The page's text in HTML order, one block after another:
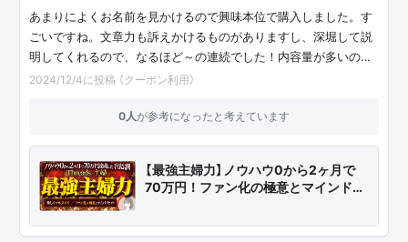
あまりによくお名前を見かけるので興味本位で購入しました。す
ごいですね。文章力も訴えかけるものがありますし、深堀して説
明してくれるので、なるほど～の連続でした！内容量が多いの…
2024/12/4に投稿 （クーポン利用）
0人が参考になったと考えています
【最強主婦力】ノウハウ0から2ヶ月で
70万円！ファン化の極意とマインド…